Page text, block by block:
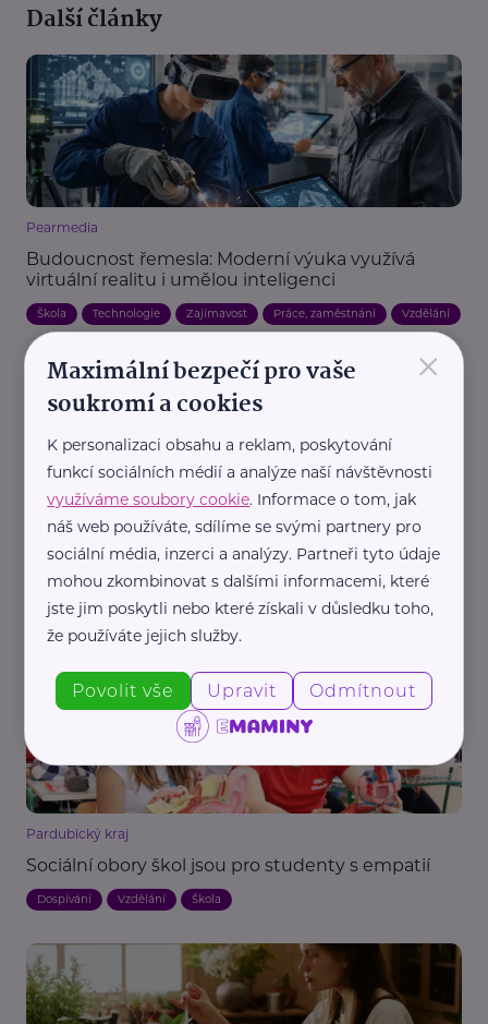
Další články
Pearmedia
Budoucnost řemesla: Moderní výuka využívá
virtuální realitu i umělou inteligenci
Škola Technologie Zajímavost Práce, zaměstnání Vzdělání
Pearmedia
Zahraniční stáže mění budoucnost učňů: Vracejí
se sebevědomější a s lepší angličtinou
Aktivity Angličtina Dospívání Praxe, stáž, kurz Vzdělání
Pardubický kraj
Sociální obory škol jsou pro studenty s empatií
Dospívání Vzdělání Škola
×
Maximální bezpečí pro vaše
soukromí a cookies
K personalizaci obsahu a reklam, poskytování
funkcí sociálních médií a analýze naší návštěvnosti
využíváme soubory cookie. Informace o tom, jak
náš web používáte, sdílíme se svými partnery pro
sociální média, inzerci a analýzy. Partneři tyto údaje
mohou zkombinovat s dalšími informacemi, které
jste jim poskytli nebo které získali v důsledku toho,
že používáte jejich služby.
Povolit vše Upravit Odmítnout